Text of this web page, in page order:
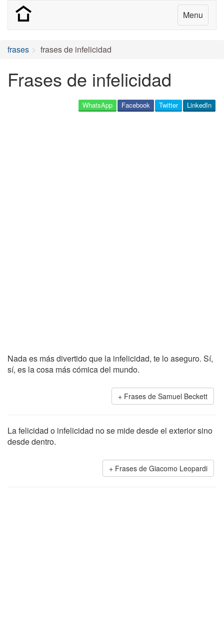
Menu
frases frases de infelicidad
Frases de infelicidad
LinkedIn
Twitter
Facebook
WhatsApp
Nada es más divertido que la infelicidad, te lo aseguro. Sí,
sí, es la cosa más cómica del mundo.
Frases de Samuel Beckett
La felicidad o infelicidad no se mide desde el exterior sino
desde dentro.
Frases de Giacomo Leopardi